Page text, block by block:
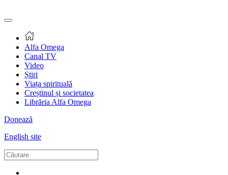
Alfa Omega
Canal TV
Video
Știri
Viața spirituală
Creștinul și societatea
Librăria Alfa Omega
Donează
English site